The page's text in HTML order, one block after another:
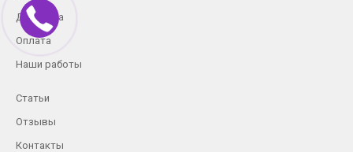
Доставка
Оплата
Наши работы
Статьи
Отзывы
Контакты